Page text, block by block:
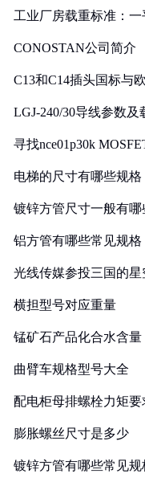
工业厂房载重标准：
CONOSTAN公司简介
C13和C14插头国标与
LGJ-240/30导线参数及
寻找nce01p30k
电梯的尺寸有哪些规格
镀锌方管尺寸一般有哪
铝方管有哪些常见规格
光线传媒参投三国的星
横担型号对应重量
锰矿石产品化合水含量
曲臂车规格型号大全
配电柜母排螺栓力矩
膨胀螺丝尺寸是多少
镀锌方管有哪些常见规